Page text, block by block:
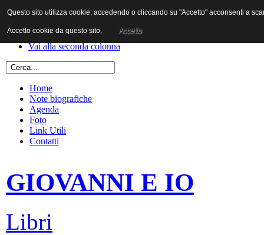
Vai al contenuto
Vai alla prima colonna
Vai alla seconda colonna
Home
Note biografiche
Agenda
Foto
Link Utili
Contatti
GIOVANNI E IO
Libri
Questo sito utilizza cookie; accedendo o cliccando su "Accetto" acconsenti a
Accetto cookie da questo sito. Accetto